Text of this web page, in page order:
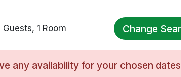
Guests, 1 Room Change
any availability for your chosen